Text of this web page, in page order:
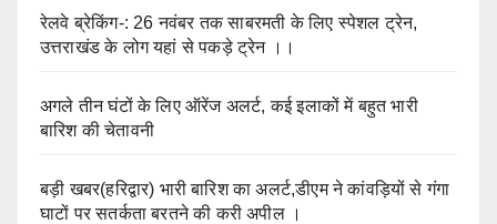
रेलवे ब्रेकिंग-: 26 नवंबर तक साबरमती के लिए स्पेशल ट्रेन,
उत्तराखंड के लोग यहां से पकड़े ट्रेन ।।
अगले तीन घंटों के लिए ऑरेंज अलर्ट, कई इलाकों में बहुत भारी
बारिश की चेतावनी
बड़ी खबर(हरिद्वार) भारी बारिश का अलर्ट,डीएम ने कांवड़ियों से गंगा
घाटों पर सतर्कता बरतने की करी अपील ।